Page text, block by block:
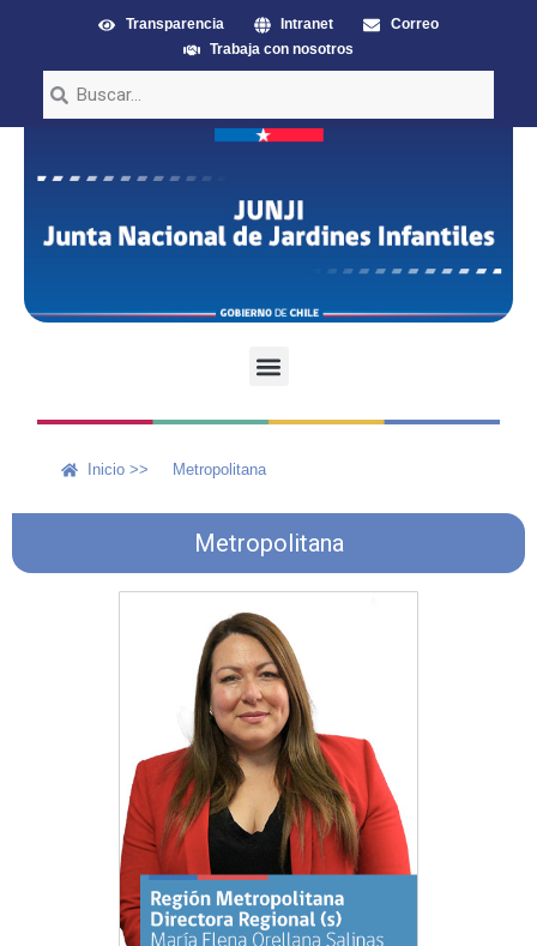
Transparencia Intranet
Correo
Trabaja con nosotros
Inicio >> Metropolitana
Metropolitana